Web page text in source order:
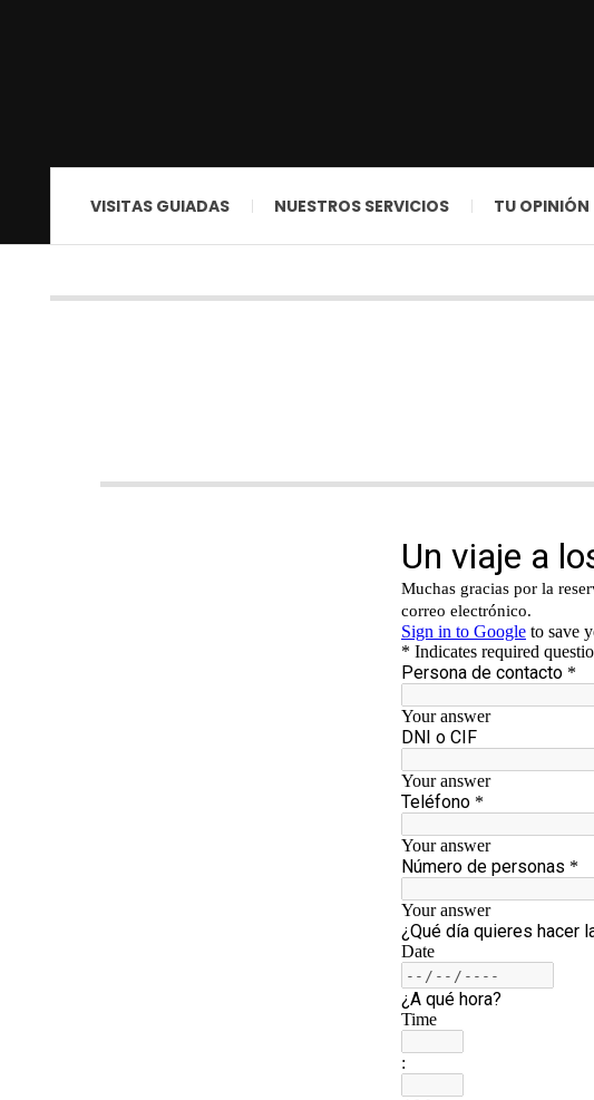
VISITAS GUIADAS NUESTROS SERVICIOS TU OPINIÓN